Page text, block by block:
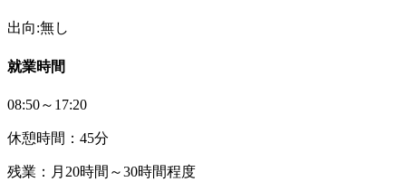
出向:無し
就業時間
08:50～17:20
休憩時間：45分
残業：月20時間～30時間程度